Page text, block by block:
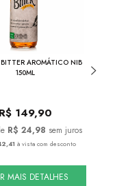
AROMÁTICO NIB
150ML
R$ 149,90
R$ 24,98 sem juros
à vista com desconto
MAIS DETALHES